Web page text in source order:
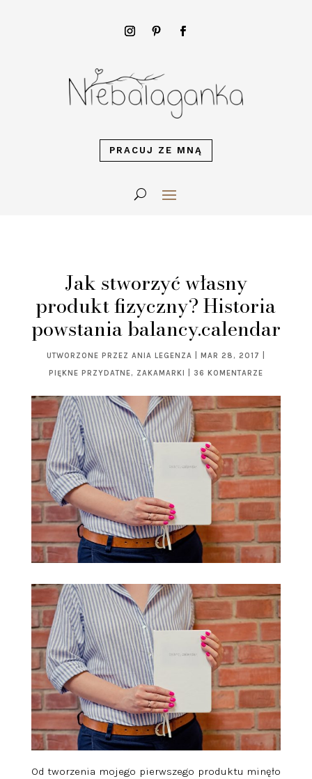
PRACUJ ZE MNĄ
Jak stworzyć własny
produkt fizyczny? Historia
powstania balancy.calendar
UTWORZONE PRZEZ ANIA LEGENZA MAR 28, 2017
PIĘKNE PRZYDATNE, ZAKAMARKI 36 KOMENTARZE
Od tworzenia mojego pierwszego produktu minęło